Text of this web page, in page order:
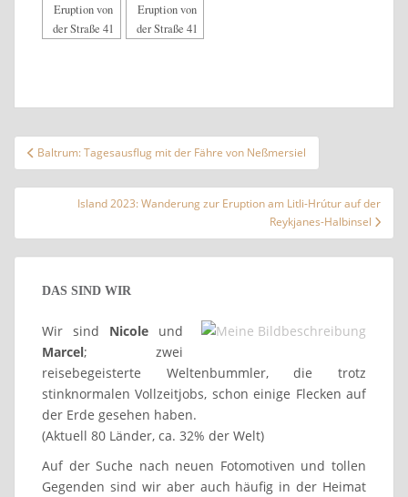
Eruption von
der Straße 41
Eruption von
der Straße 41
Beitragsnavigation
Baltrum: Tagesausflug mit der Fähre von Neßmersiel
Island 2023: Wanderung zur Eruption am Litli-Hrútur auf der
Reykjanes-Halbinsel
DAS SIND WIR
Wir sind Nicole und
Marcel; zwei
reisebegeisterte Weltenbummler, die trotz
stinknormalen Vollzeitjobs, schon einige Flecken auf
der Erde gesehen haben.
(Aktuell 80 Länder, ca. 32% der Welt)
Auf der Suche nach neuen Fotomotiven und tollen
Gegenden sind wir aber auch häufig in der Heimat